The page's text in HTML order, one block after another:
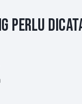
PERLU